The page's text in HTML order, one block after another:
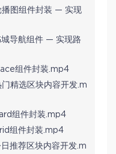
播图组件封装 — 实现
导航组件 — 实现路
组件封装.mp4
精选区块内容开发.m
组件封装.mp4
组件封装.mp4
推荐区块内容开发.m